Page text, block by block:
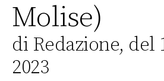
Molise)
di Redazione, del
2023